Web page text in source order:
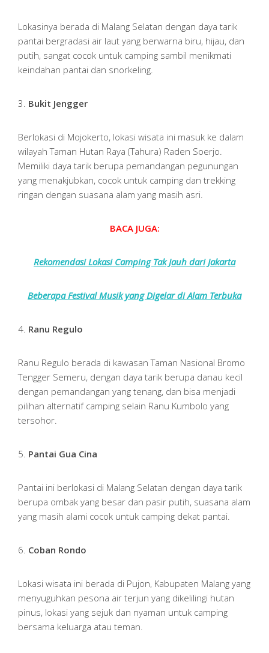
Lokasinya berada di Malang Selatan dengan daya tarik
pantai bergradasi air laut yang berwarna biru, hijau, dan
putih, sangat cocok untuk camping sambil menikmati
keindahan pantai dan snorkeling.
3. Bukit Jengger
Berlokasi di Mojokerto, lokasi wisata ini masuk ke dalam
wilayah Taman Hutan Raya (Tahura) Raden Soerjo.
Memiliki daya tarik berupa pemandangan pegunungan
yang menakjubkan, cocok untuk camping dan trekking
ringan dengan suasana alam yang masih asri.
BACA JUGA:
Rekomendasi Lokasi Camping Tak Jauh dari Jakarta
Beberapa Festival Musik yang Digelar di Alam Terbuka
4. Ranu Regulo
Ranu Regulo berada di kawasan Taman Nasional Bromo
Tengger Semeru, dengan daya tarik berupa danau kecil
dengan pemandangan yang tenang, dan bisa menjadi
pilihan alternatif camping selain Ranu Kumbolo yang
tersohor.
5. Pantai Gua Cina
Pantai ini berlokasi di Malang Selatan dengan daya tarik
berupa ombak yang besar dan pasir putih, suasana alam
yang masih alami cocok untuk camping dekat pantai.
6. Coban Rondo
Lokasi wisata ini berada di Pujon, Kabupaten Malang yang
menyuguhkan pesona air terjun yang dikelilingi hutan
pinus, lokasi yang sejuk dan nyaman untuk camping
bersama keluarga atau teman.